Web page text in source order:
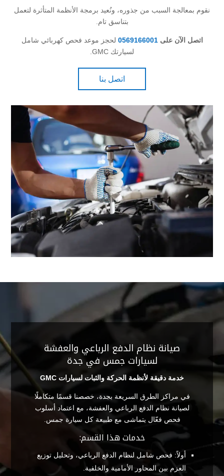
نقوم بمعالجة السبب من جذوره، ونُعيد برمجة الأنظمة المتأثرة لتعمل
بتناسق تام.
اتصل الآن على0569166001 لحجز موعد فحص كهربائي شامل
لسيارتك GMC.
اتصل بنا
صيانة نظام الدفع الرباعي والعفشة
لسيارات جمس في جدة
خدمة دقيقة لأنظمة الحركة والثبات لسيارات GMC
في مراكز الطرق السريعة بجدة، خصصنا قسمًا متكاملًا
لصيانة نظام الدفع الرباعي والعفشة، مع اعتماد أسلوب
فحص فعّال يتماشى مع طبيعة كل سيارة جمس.
خدمات هذا القسم:
أولاً: فحص شامل لنظام الدفع الرباعي، وتحليل توزيع
العزم بين المحاور الأمامية والخلفية.